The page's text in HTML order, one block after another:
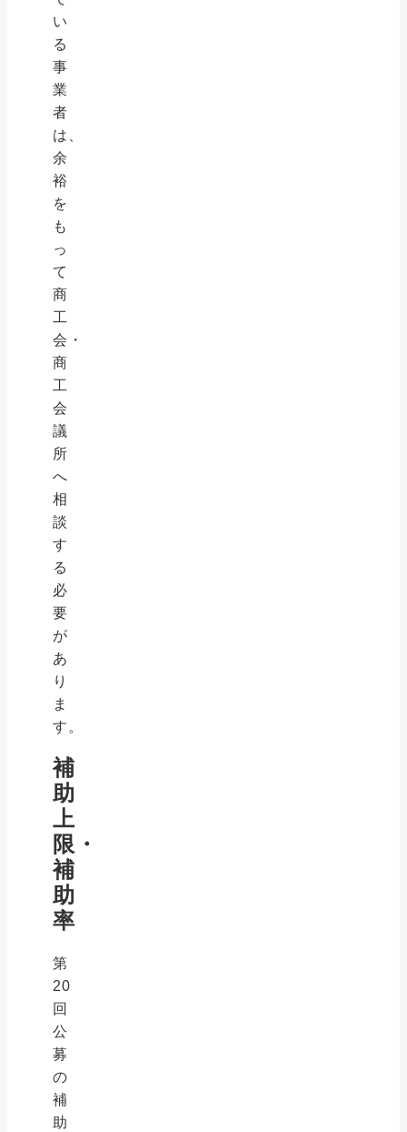
い
る
事
業
者
は、
余
裕
を
も
っ
て
商
工
会・
商
工
会
議
所
へ
相
談
す
る
必
要
が
あ
り
ま
す。
補
助
上
限・
補
助
率
第
20
回
公
募
の
補
助